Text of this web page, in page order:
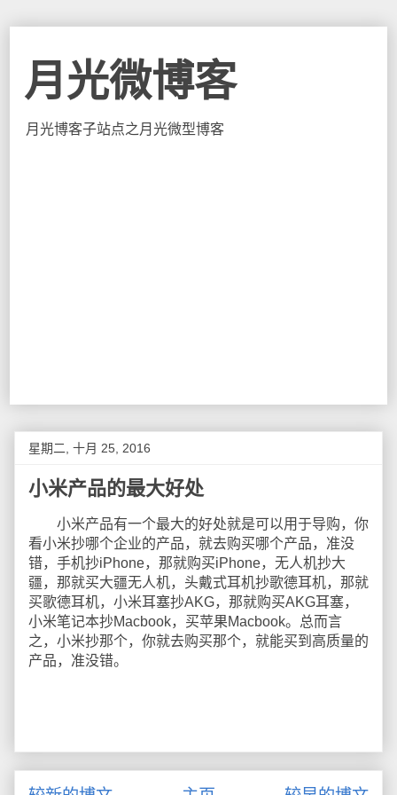
月光微博客
月光博客子站点之月光微型博客
星期二, 十月 25, 2016
小米产品的最大好处
小米产品有一个最大的好处就是可以用于导购，你
看小米抄哪个企业的产品，就去购买哪个产品，准没
错，手机抄iPhone，那就购买iPhone，无人机抄大
疆，那就买大疆无人机，头戴式耳机抄歌德耳机，那就
买歌德耳机，小米耳塞抄AKG，那就购买AKG耳塞，
小米笔记本抄Macbook，买苹果Macbook。总而言
之，小米抄那个，你就去购买那个，就能买到高质量的
产品，准没错。